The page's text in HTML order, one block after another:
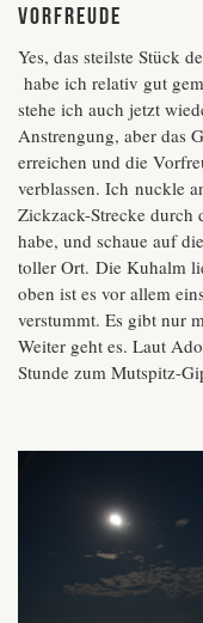
Vorfreude
Yes, das steilste Stück
habe ich relativ gut
stehe ich auch jetzt
Anstrengung, aber das
erreichen und die
verblassen. Ich nuckle
Zickzack-Strecke durch
habe, und schaue auf
toller Ort. Die Kuhalm
oben ist es vor allem
verstummt. Es gibt nur
Weiter geht es. Laut
Stunde zum Mutspitz-